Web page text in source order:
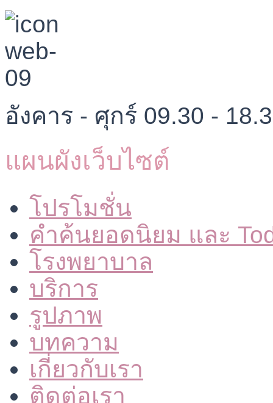
อังคาร - ศุกร์ 09.30 -
แผนผังเว็บไซต์
โปรโมชั่น
คำค้นยอดนิยม และ
โรงพยาบาล
บริการ
รูปภาพ
บทความ
เกี่ยวกับเรา
ติดต่อเรา